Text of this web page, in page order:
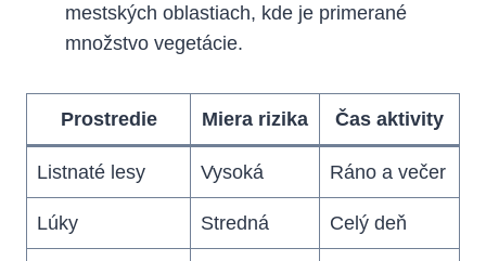
mestských oblastiach, kde je primerané
množstvo vegetácie.
Prostredie Miera rizika Čas aktivity
Listnaté lesy Vysoká Ráno a večer
Lúky Stredná Celý deň